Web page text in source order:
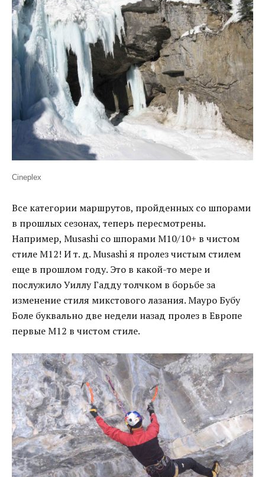
Cineplex
Все категории маршрутов, пройденных со шпорами
в прошлых сезонах, теперь пересмотрены.
Например, Musashi со шпорами М10/10+ в чистом
стиле М12! И т. д. Musashi я пролез чистым стилем
еще в прошлом году. Это в какой-то мере и
послужило Уиллу Гадду толчком в борьбе за
изменение стиля микстового лазания. Мауро Бубу
Боле буквально две недели назад пролез в Европе
первые М12 в чистом стиле.